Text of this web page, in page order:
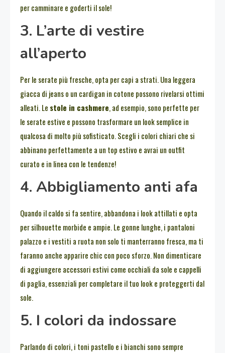
per camminare e goderti il sole!
3. L’arte di vestire
all’aperto
Per le serate più fresche, opta per capi a strati. Una leggera
giacca di jeans o un cardigan in cotone possono rivelarsi ottimi
alleati. Le stole in cashmere, ad esempio, sono perfette per
le serate estive e possono trasformare un look semplice in
qualcosa di molto più sofisticato. Scegli i colori chiari che si
abbinano perfettamente a un top estivo e avrai un outfit
curato e in linea con le tendenze!
4. Abbigliamento anti afa
Quando il caldo si fa sentire, abbandona i look attillati e opta
per silhouette morbide e ampie. Le gonne lunghe, i pantaloni
palazzo e i vestiti a ruota non solo ti manterranno fresca, ma ti
faranno anche apparire chic con poco sforzo. Non dimenticare
di aggiungere accessori estivi come occhiali da sole e cappelli
di paglia, essenziali per completare il tuo look e proteggerti dal
sole.
5. I colori da indossare
Parlando di colori, i toni pastello e i bianchi sono sempre